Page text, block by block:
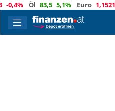
Öl 83,5 5,1% Euro 1,1521 -0,3%